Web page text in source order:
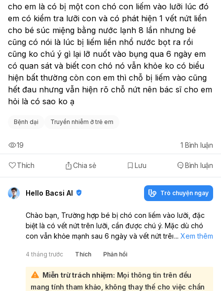
cho em là có bị một con chó con liếm vào lưỡi lúc đó
em có kiểm tra lưỡi con và có phát hiện 1 vết nứt liền
cho bé súc miệng bằng nước lạnh 8 lần nhưng bé
cũng có nói là lúc bị liếm liền nhổ nước bọt ra rồi
cũng ko chú ý gì lại lỡ nuốt vào bụng qua 6 ngày em
có quan sát và biết con chó nó vẫn khỏe ko có biểu
hiện bất thường còn con em thì chỗ bị liếm vào cũng
hết đau nhưng vẫn hiện rõ chỗ nứt nên bác sĩ cho em
hỏi là có sao ko ạ
Bệnh dại Truyền nhiễm ở trẻ em
Thích Chia sẻ Lưu Bình luận
19 1 Bình luận
Hello Bacsi AI Trò chuyện ngay
Chào bạn, Trường hợp bé bị chó con liếm vào lưỡi, đặc
biệt là có vết nứt trên lưỡi, cần được chú ý. Mặc dù chó
con vẫn khỏe mạnh sau 6 ngày và vết nứt trên lưỡi bé đã
tiềm ẩn nguy cơ nhiễm trùng:
Dù nguy cơ lây bệnh dại qua vết liếm trên vết thương hở là
thấp hơn nhiều so với vết cắn sâu, nhưng không thể loại
trừ hoàn toàn, đặc biệt khi có vết nứt trên lưỡi. Việc bạn
... Xem thêm
4 tháng trước Thích Phản hồi
Miễn trừ trách nhiệm: Mọi thông tin trên đều
mang tính tham khảo, không thay thế cho việc chẩn